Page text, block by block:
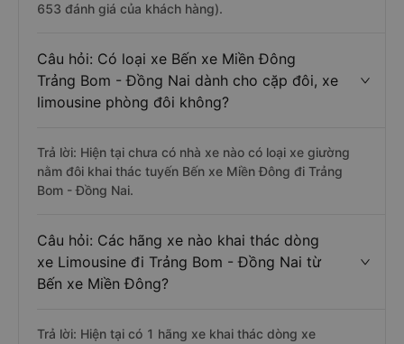
653 đánh giá của khách hàng).
Câu hỏi: Có loại xe Bến xe Miền Đông
Trảng Bom - Đồng Nai dành cho cặp đôi, xe
limousine phòng đôi không?
Trả lời: Hiện tại chưa có nhà xe nào có loại xe giường
nằm đôi khai thác tuyến Bến xe Miền Đông đi Trảng
Bom - Đồng Nai.
Câu hỏi: Các hãng xe nào khai thác dòng
xe Limousine đi Trảng Bom - Đồng Nai từ
Bến xe Miền Đông?
Trả lời: Hiện tại có 1 hãng xe khai thác dòng xe